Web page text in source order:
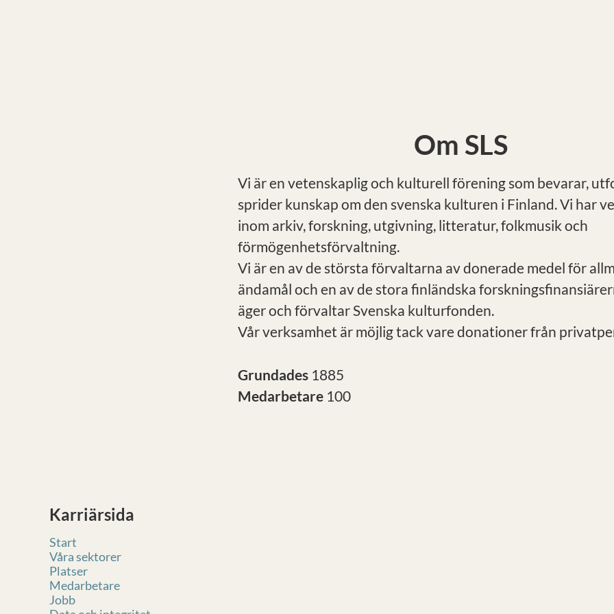
Om SLS
Vi är en vetenskaplig och kulturell förening som bevarar,
sprider kunskap om den svenska kulturen i Finland. Vi har
inom arkiv, forskning, utgivning, litteratur, folkmusik och
förmögenhetsförvaltning.
Vi är en av de största förvaltarna av donerade medel för
ändamål och en av de stora finländska
äger och förvaltar Svenska kulturfonden.
Vår verksamhet är möjlig tack vare donationer från
Grundades 1885
Medarbetare 100
Karriärsida
Start
Våra sektorer
Platser
Medarbetare
Jobb